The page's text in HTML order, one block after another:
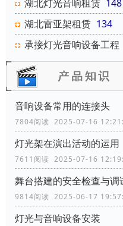
湖北灯光音响租赁 148
湖北雷亚架租赁 134
承接灯光音响设备工程
音响设备常用的连接头
7804阅读 2025-07-16
灯光架在演出活动的运用
7611阅读 2025-07-16
舞台搭建的安全检查与调
9814阅读 2025-06-17
灯光与音响设备安装